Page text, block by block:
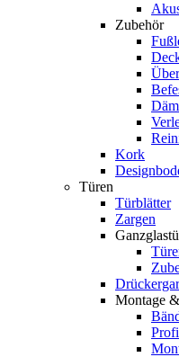
Zubehör
Kork
Türen
Türblätter
Zargen
Montage